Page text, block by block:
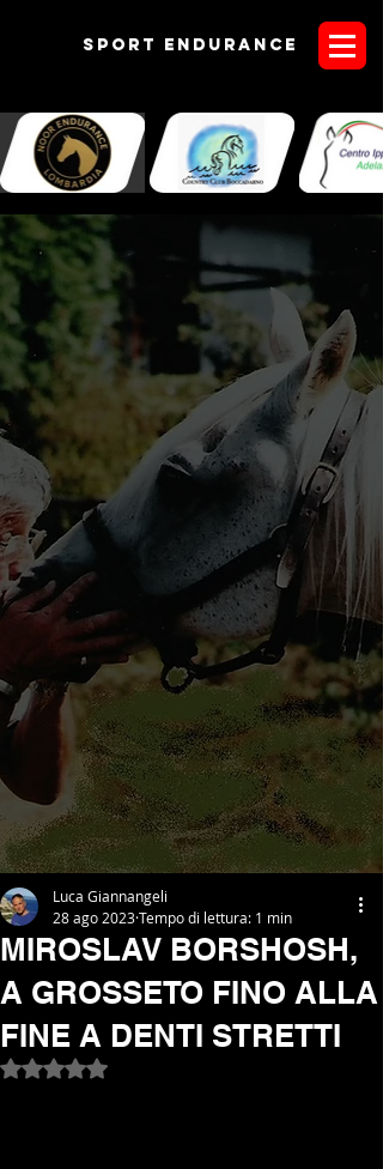
Sport endurANCE
MIROSLAV BORSHOSH,
A GROSSETO FINO ALLA
FINE A DENTI STRETTI
Luca Giannangeli
28 ago 2023Tempo di lettura: 1 min
Valutazione NaN stelle su 5.